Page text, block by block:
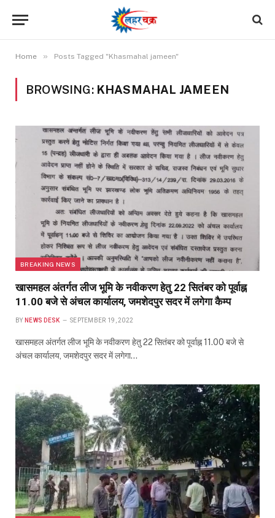
Home » Posts Tagged "Khasmahal jameen"
BROWSING: KHASMAHAL JAMEEN
BREAKING NEWS
खासमहल अंतर्गत लीज भूमि के नवीकरण हेतु 22 सितंबर को पूर्वाह्न
11.00 बजे से अंचल कार्यालय, जमशेदपुर सदर में लगेगा कैम्प
BY NEWS DESK SEPTEMBER 19, 2022
खासमहल अंतर्गत लीज भूमि के नवीकरण हेतु 22 सितंबर को पूर्वाह्न 11.00 बजे से
अंचल कार्यालय, जमशेदपुर सदर में लगेगा…